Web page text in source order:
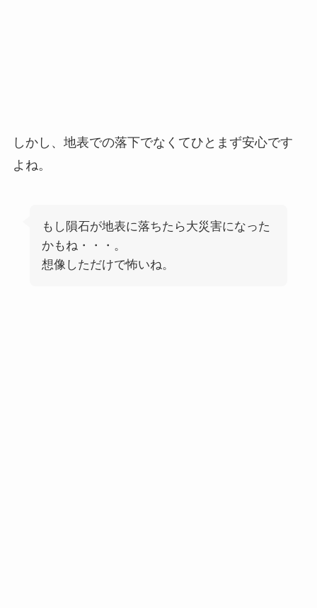
しかし、地表での落下でなくてひとまず安心です
よね。
もし隕石が地表に落ちたら大災害になった
かもね・・・。
想像しただけで怖いね。